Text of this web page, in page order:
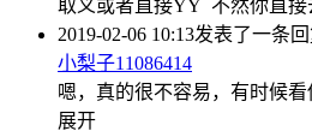
取义或者直接YY 不然你直接
2019-02-06 10:13发表了一条
小梨子11086414
嗯，真的很不容易，有时候看
展开